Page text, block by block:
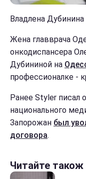
Владлена Дубинина
Жена главврача
онкодиспансера
Дубининой на
профессионалке -
Ранее Styler писал
национального
Запорожан был
договора.
Читайте також